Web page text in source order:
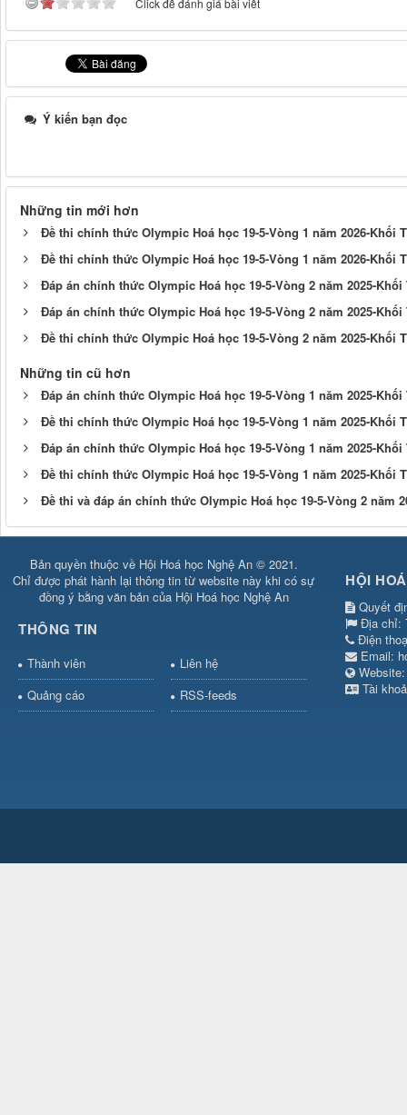
Click để đánh giá bài viết
Ý kiến bạn đọc
Những tin mới hơn
Đề thi chính thức Olympic Hoá học 19-5-Vòng 1 năm 2026-Khối
Đề thi chính thức Olympic Hoá học 19-5-Vòng 1 năm 2026-Khối
Đáp án chính thức Olympic Hoá học 19-5-Vòng 2 năm 2025-Khối
Đáp án chính thức Olympic Hoá học 19-5-Vòng 2 năm 2025-Khối
Đề thi chính thức Olympic Hoá học 19-5-Vòng 2 năm 2025-Khối
Những tin cũ hơn
Đáp án chính thức Olympic Hoá học 19-5-Vòng 1 năm 2025-Khối
Đề thi chính thức Olympic Hoá học 19-5-Vòng 1 năm 2025-Khối
Đáp án chính thức Olympic Hoá học 19-5-Vòng 1 năm 2025-Khối
Đề thi chính thức Olympic Hoá học 19-5-Vòng 1 năm 2025-Khối
Đề thi và đáp án chính thức Olympic Hoá học 19-5-Vòng 2 năm
Bản quyền thuộc về Hội Hoá học Nghệ An © 2021.
Chỉ được phát hành lại thông tin từ website này khi có sự
đồng ý bằng văn bản của Hội Hoá học Nghệ An
THÔNG TIN
Thành viên
Liên hệ
Quảng cáo
RSS-feeds
HỘI
Quyết
Địa chỉ:
Điện
Email:
Tài